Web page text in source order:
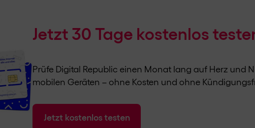
Jetzt 30 Tage kostenlos
Prüfe Digital Republic einen Monat lang auf Herz und
mobilen Geräten – ohne Kosten und ohne
Jetzt kostenlos testen